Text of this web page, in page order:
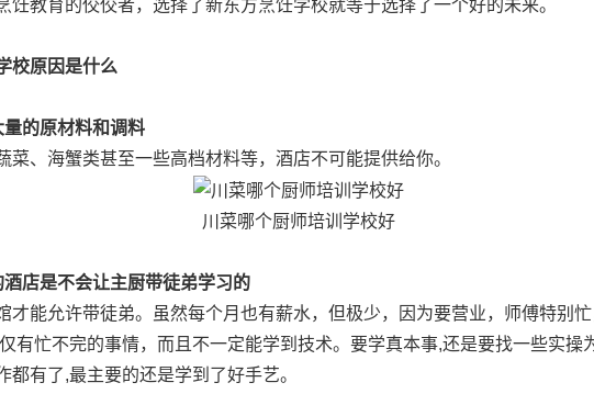
饪教育的佼佼者，选择了新东方烹饪学校就等于选择了一个好的未来。
校原因是什么
的原材料和调料
、海蟹类甚至一些高档材料等，酒店不可能提供给你。
川菜哪个厨师培训学校好
店是不会让主厨带徒弟学习的
能允许带徒弟。虽然每个月也有薪水，但极少，因为要营业，师傅特别忙
有忙不完的事情，而且不一定能学到技术。要学真本事,还是要找一些实操
都有了,最主要的还是学到了好手艺。